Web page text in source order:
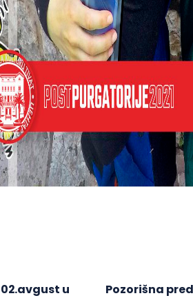
u
Pozorišna